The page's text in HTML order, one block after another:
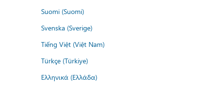
Suomi (Suomi)
Svenska (Sverige)
Tiếng Việt (Việt Nam)
Türkçe (Türkiye)
Ελληνικά (Ελλάδα)